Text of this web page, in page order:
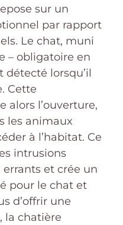
sur un
par rapport
Le chat, muni
– obligatoire en
détecté lorsqu’il
Cette
alors l’ouverture,
les animaux
à l’habitat. Ce
intrusions
errants et crée un
pour le chat et
d’offrir une
la chatière